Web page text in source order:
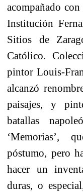
acompañado
Institución
Sitios de
Católico.
pintor Louis-
alcanzó
paisajes, y
batallas
‘Memorias’,
póstumo, pero
hacer un
duras, o